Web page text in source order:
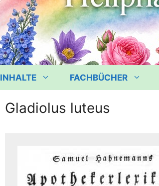
INHALTE FACHBÜCHER
Gladiolus luteus